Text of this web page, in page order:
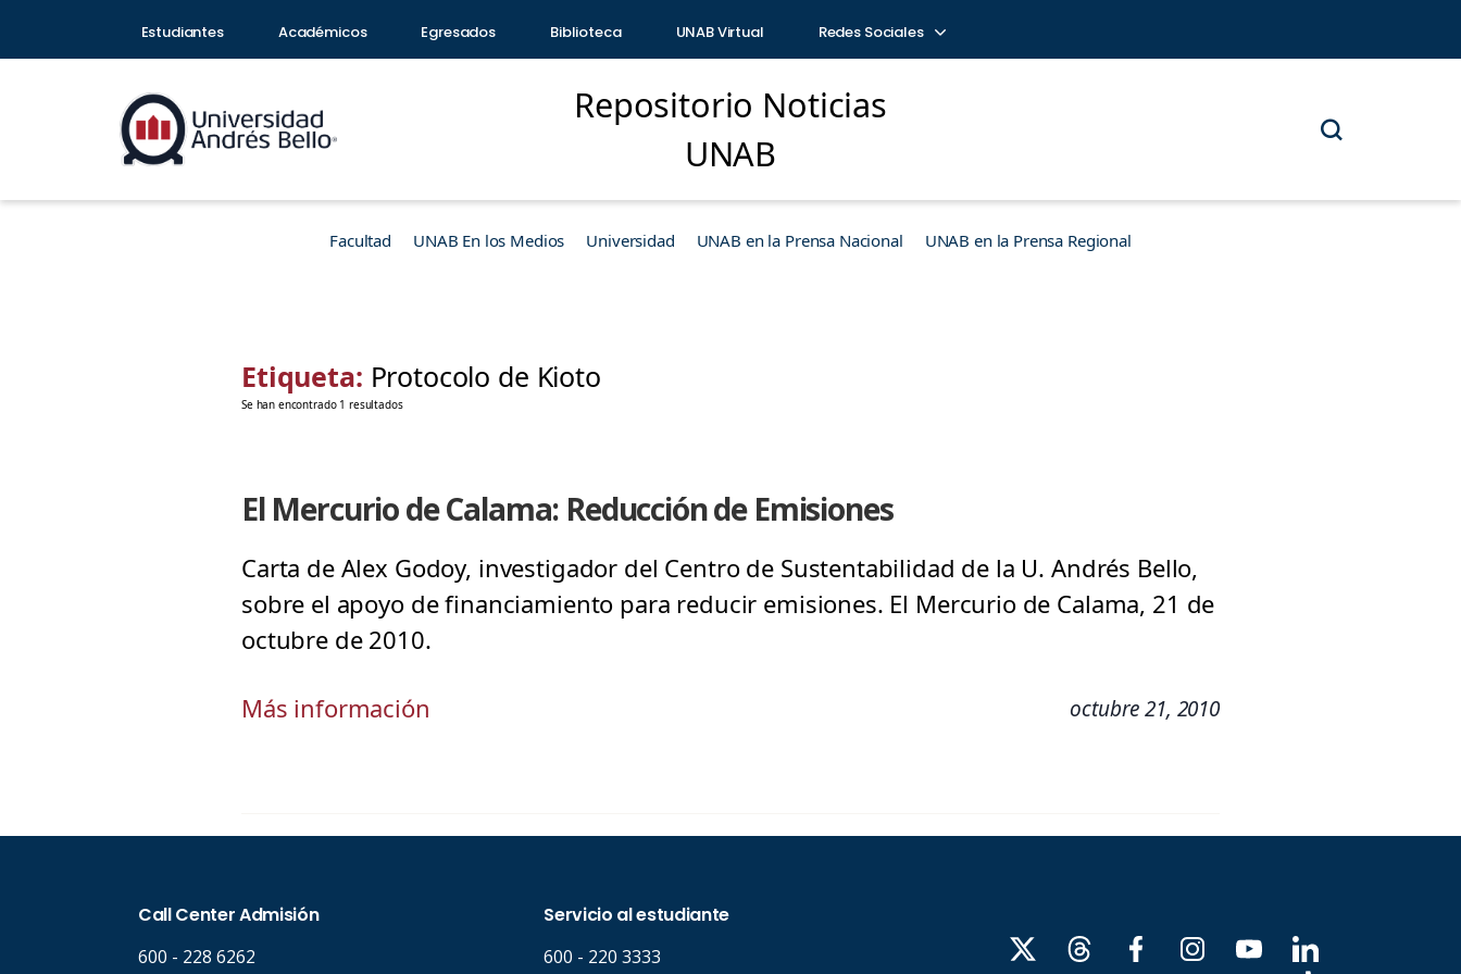
Estudiantes Académicos Egresados Biblioteca UNAB Virtual Redes Sociales
Repositorio Noticias
UNAB
Facultad UNAB En los Medios Universidad UNAB en la Prensa Nacional UNAB en la Prensa Regional
Etiqueta: Protocolo de Kioto
Se han encontrado 1 resultados
El Mercurio de Calama: Reducción de Emisiones
Carta de Alex Godoy, investigador del Centro de Sustentabilidad de la U. Andrés Bello,
sobre el apoyo de financiamiento para reducir emisiones. El Mercurio de Calama, 21 de
octubre de 2010.
Más información octubre 21, 2010